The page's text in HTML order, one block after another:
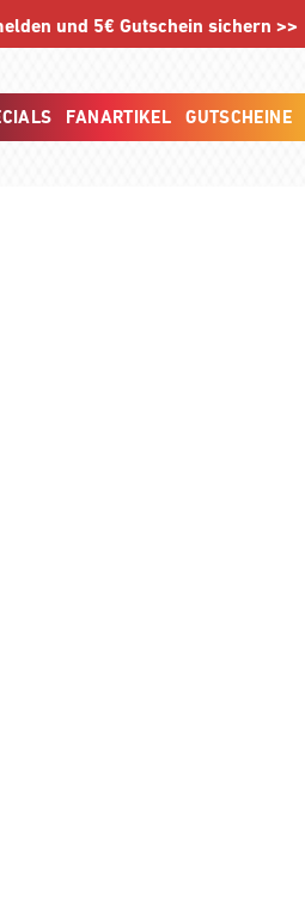
und 5€ Gutschein sichern >>
FANARTIKEL GUTSCHEINE